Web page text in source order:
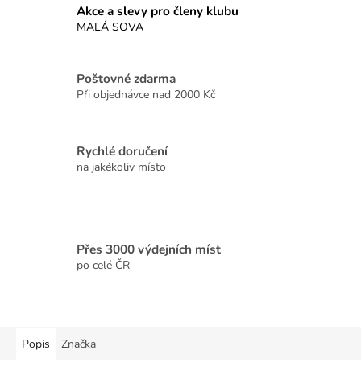
Akce a slevy pro členy klubu
MALÁ SOVA
Poštovné zdarma
Při objednávce nad 2000 Kč
Rychlé doručení
na jakékoliv místo
Přes 3000 výdejních míst
po celé ČR
Popis Značka